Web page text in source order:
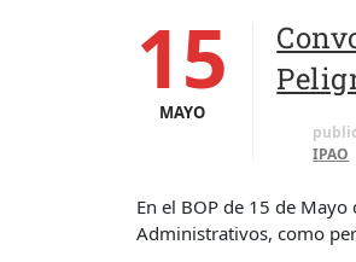
15
MAYO
IPAO
En el BOP de 15 de
Administrativos, como